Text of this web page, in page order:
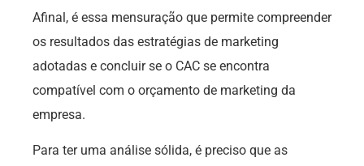
Afinal, é essa mensuração que permite compreender
os resultados das estratégias de marketing
adotadas e concluir se o CAC se encontra
compatível com o orçamento de marketing da
empresa.
Para ter uma análise sólida, é preciso que as